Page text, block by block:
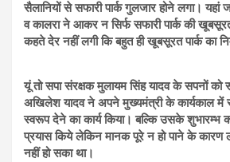
सैलानियों से सफारी पार्क गुलजार होने लगा। यहां
व कालरा ने आकर न सिर्फ सफारी पार्क की
कहते देर नहीं लगी कि बहुत ही खूबसूरत पार्क का
यूं तो सपा संरक्षक मुलायम सिंह यादव के सपनों
अखिलेश यादव ने अपने मुख्यमंत्री के कार्यकाल में
स्वरूप देने का कार्य किया। बल्कि उसके
प्रयास किये लेकिन मानक पूरे न हो पाने के कारण
नहीं हो सका था।